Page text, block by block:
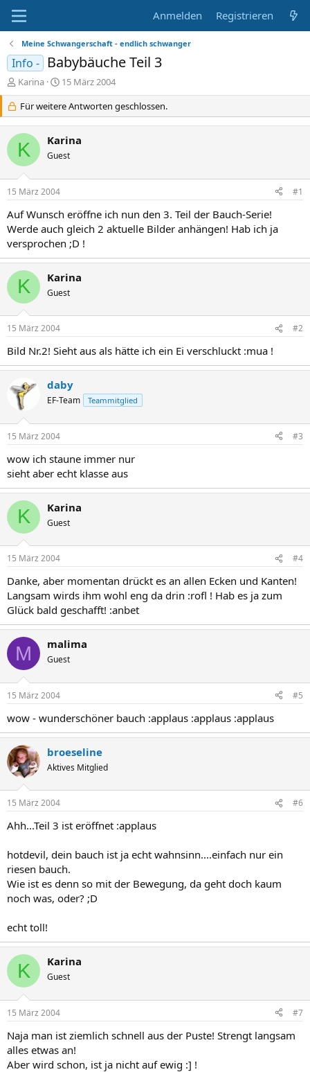
Anmelden Registrieren
Meine Schwangerschaft - endlich schwanger
Info - Babybäuche Teil 3
E
r
s
t
e
l
l
e
r
Karina
E
r
s
t
l
l
a
15 März 2004
Für weitere Antworten geschlossen.
K Karina
Guest
15 März 2004 #1
Auf Wunsch eröffne ich nun den 3. Teil der Bauch-Serie!
Werde auch gleich 2 aktuelle Bilder anhängen! Hab ich ja
versprochen ;D !
K Karina
Guest
15 März 2004 #2
Bild Nr.2! Sieht aus als hätte ich ein Ei verschluckt :mua !
daby
EF-Team Teammitglied
15 März 2004 #3
wow ich staune immer nur
sieht aber echt klasse aus
K Karina
Guest
15 März 2004 #4
Danke, aber momentan drückt es an allen Ecken und Kanten!
Langsam wirds ihm wohl eng da drin :rofl ! Hab es ja zum
Glück bald geschafft! :anbet
M malima
Guest
15 März 2004 #5
wow - wunderschöner bauch :applaus :applaus :applaus
broeseline
Aktives Mitglied
15 März 2004 #6
Ahh...Teil 3 ist eröffnet :applaus
hotdevil, dein bauch ist ja echt wahnsinn....einfach nur ein
riesen bauch.
Wie ist es denn so mit der Bewegung, da geht doch kaum
noch was, oder? ;D
echt toll!
K Karina
Guest
15 März 2004 #7
Naja man ist ziemlich schnell aus der Puste! Strengt langsam
alles etwas an!
Aber wird schon, ist ja nicht auf ewig :] !